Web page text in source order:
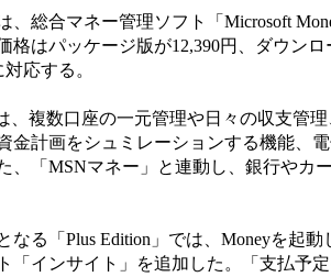
総合マネー管理ソフト「Microsoft
格はパッケージ版が12,390円、ダウンロ
応する。
、複数口座の一元管理や日々の収支管
金計画をシュミレーションする機能、
、「MSNマネー」と連動し、銀行やカ
る「Plus Edition」では、Moneyを起動
「インサイト」を追加した。「支払予